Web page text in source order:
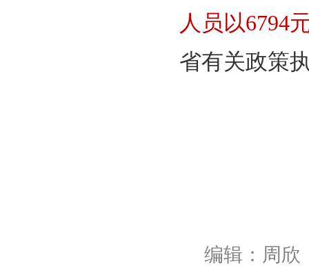
人员以6794
省有关政策
编辑：周欣